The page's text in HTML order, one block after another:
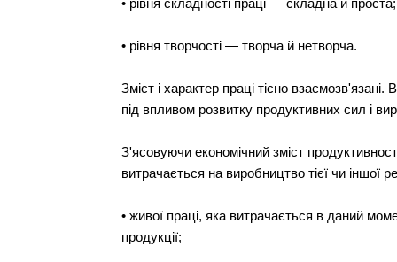
• рівня складності праці — складна й проста;
• рівня творчості — творча й нетворча.
Зміст і характер праці тісно
під впливом розвитку продуктивних сил і
З'ясовуючи економічний зміст
витрачається на виробництво тієї чи іншої
• живої праці, яка витрачається в даний
продукції;